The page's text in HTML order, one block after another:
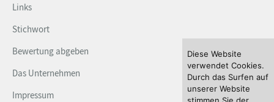
Diese Website
verwendet Cookies.
Durch das Surfen auf
unserer Website
Links
Stichwort
Bewertung abgeben
Das Unternehmen
Impressum